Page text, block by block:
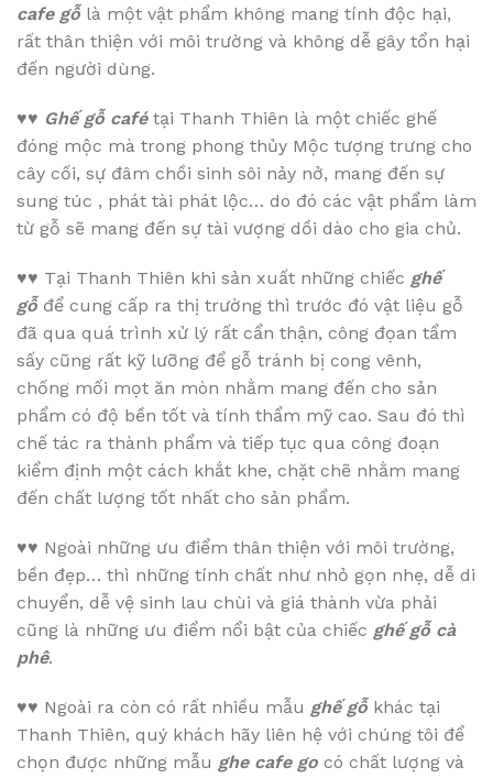
cafe gỗ là một vật phẩm không mang tính độc hại,
rất thân thiện với môi trường và không dễ gây tổn hại
đến người dùng.
♥♥ Ghế gỗ cafétại Thanh Thiên là một chiếc ghế
đóng mộc mà trong phong thủy Mộc tượng trưng cho
cây cối, sự đâm chồi sinh sôi nảy nở, mang đến sự
sung túc , phát tài phát lộc… do đó các vật phẩm làm
từ gỗ sẽ mang đến sự tài vượng dồi dào cho gia chủ.
♥♥ Tại Thanh Thiên khi sản xuất những chiếc ghế
gỗ để cung cấp ra thị trường thì trước đó vật liệu gỗ
đã qua quá trình xử lý rất cẩn thận, công đọan tẩm
sấy cũng rất kỹ lưỡng để gỗ tránh bị cong vênh,
chống mối mọt ăn mòn nhằm mang đến cho sản
phẩm có độ bền tốt và tính thẩm mỹ cao. Sau đó thì
chế tác ra thành phẩm và tiếp tục qua công đoạn
kiểm định một cách khắt khe, chặt chẽ nhằm mang
đến chất lượng tốt nhất cho sản phẩm.
♥♥ Ngoài những ưu điểm thân thiện với môi trường,
bền đẹp… thì những tính chất như nhỏ gọn nhẹ, dễ di
chuyển, dễ vệ sinh lau chùi và giá thành vừa phải
cũng là những ưu điểm nổi bật của chiếc ghế gỗ cà
phê.
♥♥ Ngoài ra còn có rất nhiều mẫu ghế gỗ khác tại
Thanh Thiên, quý khách hãy liên hệ với chúng tôi để
chọn được những mẫu ghe cafe go có chất lượng và